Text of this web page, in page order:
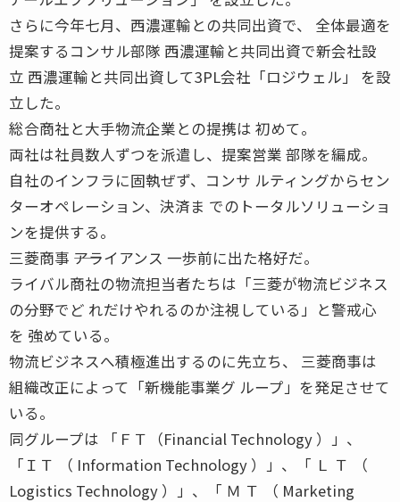
さらに今年七月、西濃運輸との共同出資で、 全体最適を
提案するコンサル部隊 西濃運輸と共同出資で新会社設
立 西濃運輸と共同出資して3PL会社「ロジウェル」 を設
立した。
総合商社と大手物流企業との提携は 初めて。
両社は社員数人ずつを派遣し、提案営業 部隊を編成。
自社のインフラに固執ぜず、コンサ ルティングからセン
ターオペレーション、決済ま でのトータルソリューショ
ンを提供する。
三菱商事 ――アライアンス 一歩前に出た格好だ。
ライバル商社の物流担当者たちは「三菱が物流ビジネス
の分野でど れだけやれるのか注視している」と警戒心
を 強めている。
物流ビジネスへ積極進出するのに先立ち、 三菱商事は
組織改正によって「新機能事業グ ループ」を発足させて
いる。
同グループは 「ＦＴ（Financial Technology ）」、
「ＩＴ （ Information Technology ）」、「 Ｌ Ｔ （
Logistics Technology ）」、「 Ｍ Ｔ （ Marketing